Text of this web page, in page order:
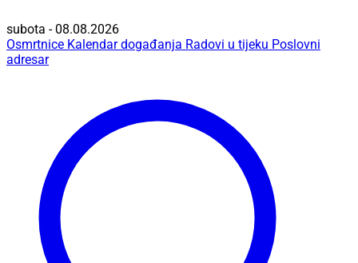
subota - 08.08.2026
Osmrtnice Kalendar događanja Radovi u tijeku Poslovni
adresar